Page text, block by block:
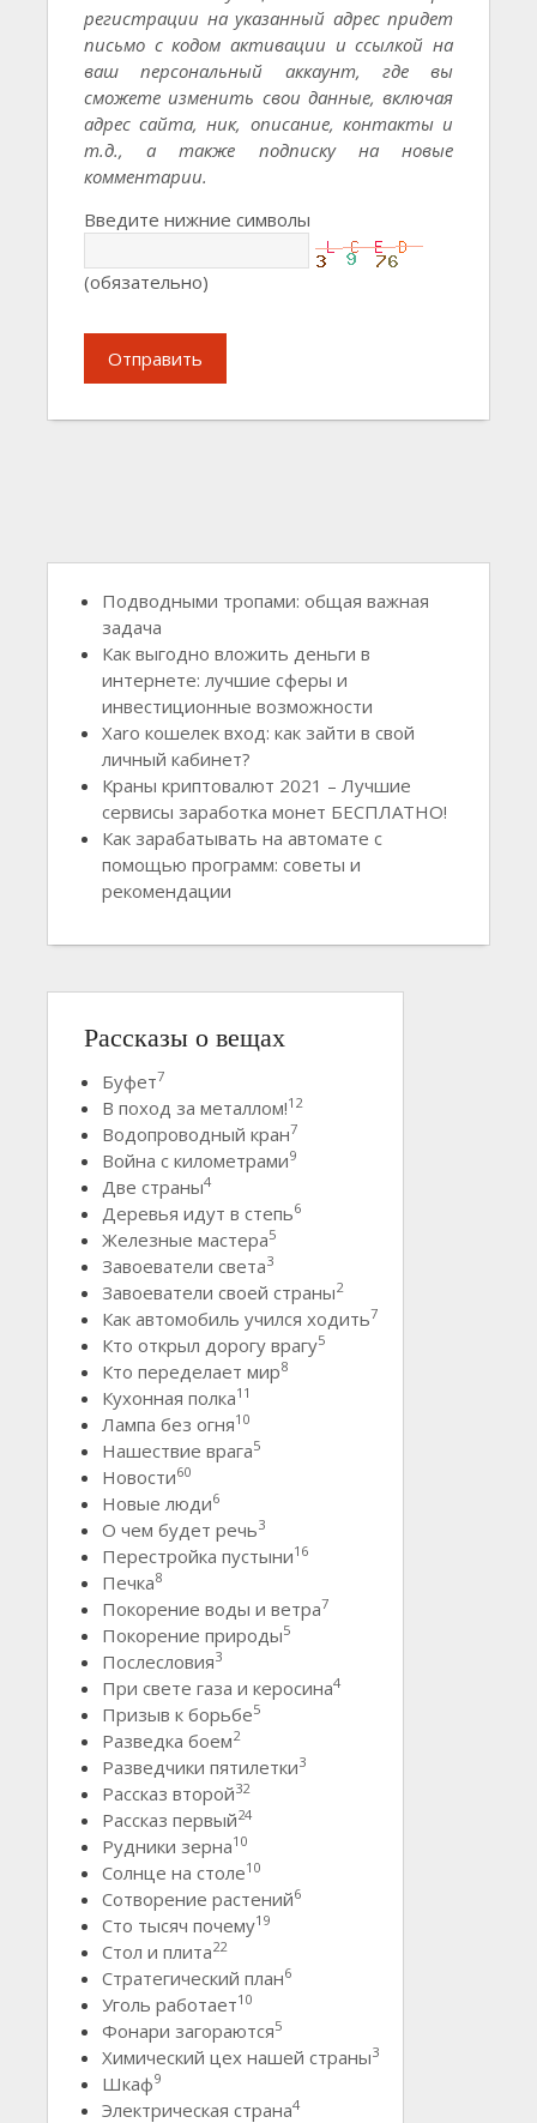
регистрации на указанный адрес придет
письмо с кодом активации и ссылкой на
ваш персональный аккаунт, где вы
сможете изменить свои данные, включая
адрес сайта, ник, описание, контакты и
т.д., а также подписку на новые
комментарии.
Введите нижние символы
(обязательно)
Отправить
Подводными тропами: общая важная
задача
Как выгодно вложить деньги в
интернете: лучшие сферы и
инвестиционные возможности
Xaro кошелек вход: как зайти в свой
личный кабинет?
Краны криптовалют 2021 – Лучшие
сервисы заработка монет БЕСПЛАТНО!
Как зарабатывать на автомате с
помощью программ: советы и
рекомендации
Рассказы о вещах
Буфет7
В поход за металлом!12
Водопроводный кран7
Война с километрами9
Две страны4
Деревья идут в степь6
Железные мастера5
Завоеватели света3
Завоеватели своей страны2
Как автомобиль учился ходить7
Кто открыл дорогу врагу5
Кто переделает мир8
Кухонная полка11
Лампа без огня10
Нашествие врага5
Новости60
Новые люди6
О чем будет речь3
Перестройка пустыни16
Печка8
Покорение воды и ветра7
Покорение природы5
Послесловия3
При свете газа и керосина4
Призыв к борьбе5
Разведка боем2
Разведчики пятилетки3
Рассказ второй32
Рассказ первый24
Рудники зерна10
Солнце на столе10
Сотворение растений6
Сто тысяч почему19
Стол и плита22
Стратегический план6
Уголь работает10
Фонари загораются5
Химический цех нашей страны3
Шкаф9
Электрическая страна4